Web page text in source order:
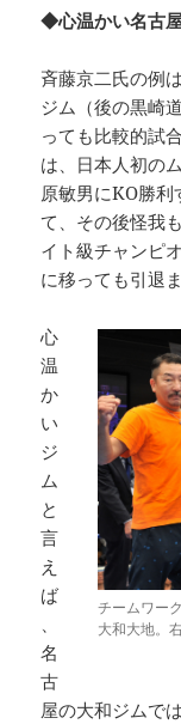
◆心温かい名古
斉藤京二氏の例
ジム（後の黒崎
っても比較的試
は、日本人初の
原敏男にKO勝利
て、その後怪我
イト級チャンピ
に移っても引退
チームワー
大和大地。
心
温
か
い
ジ
ム
と
言
え
ば
、
名
古
屋の大和ジムで